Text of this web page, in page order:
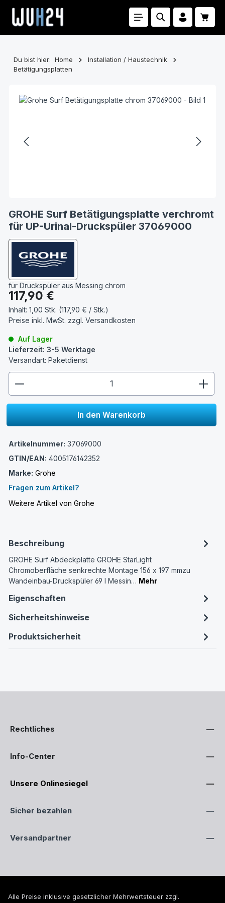
Zum Hauptinhalt springen
Du bist hier: Home
Installation / Haustechnik
Betätigungsplatten
GROHE Surf Betätigungsplatte verchromt
für UP-Urinal-Druckspüler 37069000
für Druckspüler aus Messing chrom
Regulärer Preis:
117,90 €
Inhalt: 1,00 Stk. (117,90 € / Stk.)
Preise inkl. MwSt. zzgl. Versandkosten
Auf Lager
Lieferzeit: 3-5 Werktage
Versandart: Paketdienst
In den Warenkorb
Artikelnummer: 37069000
GTIN/EAN: 4005176142352
Marke: Grohe
Fragen zum Artikel?
Weitere Artikel von Grohe
Beschreibung
GROHE Surf Abdeckplatte GROHE StarLight
Chromoberfläche senkrechte Montage 156 x 197 mmzu
Wandeinbau-Druckspüler 69 l Messin… Mehr
Eigenschaften
Sicherheitshinweise
Produktsicherheit
Rechtliches
Info-Center
Unsere Onlinesiegel
Sicher bezahlen
Versandpartner
Alle Preise inklusive gesetzlicher Mehrwertsteuer zzgl.